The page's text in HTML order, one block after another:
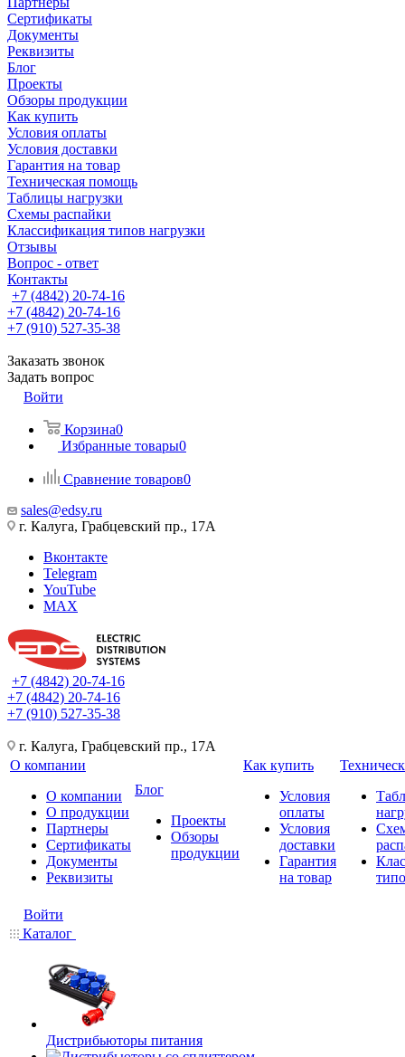
Сертификаты
Документы
Реквизиты
Блог
Проекты
Обзоры продукции
Как купить
Условия оплаты
Условия доставки
Гарантия на товар
Техническая помощь
Таблицы нагрузки
Схемы распайки
Классификация типов нагрузки
Отзывы
Вопрос - ответ
Контакты
+7 (4842) 20-74-16
+7 (4842) 20-74-16
+7 (910) 527-35-38
Заказать звонок
Задать вопрос
Войти
Корзина0
Избранные товары0
Сравнение товаров0
sales@edsy.ru
г. Калуга, Грабцевский пр., 17А
Вконтакте
Telegram
YouTube
MAX
+7 (4842) 20-74-16
+7 (4842) 20-74-16
+7 (910) 527-35-38
г. Калуга, Грабцевский пр., 17А
О компании
О компании
О продукции
Партнеры
Сертификаты
Документы
Реквизиты
Блог
Проекты
Обзоры
продукции
Как купить
Условия
оплаты
Условия
доставки
Гарантия
на товар
Войти
Каталог
Дистрибьюторы питания